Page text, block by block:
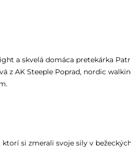
a skvelá domáca pretekárka
z AK Steeple Poprad, nordic
si zmerali svoje sily v